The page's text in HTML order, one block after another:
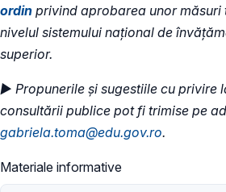
ordin privind aprobarea unor
nivelul sistemului naţional de
superior.
► Propunerile și sugestiile cu privire
consultării publice pot fi trimise pe
gabriela.toma@edu.gov.ro.
Materiale informative